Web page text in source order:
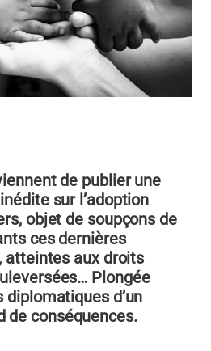
de publier une
sur l’adoption
objet de soupçons de
ces dernières
atteintes aux droits
Plongée
diplomatiques d’un
de conséquences.